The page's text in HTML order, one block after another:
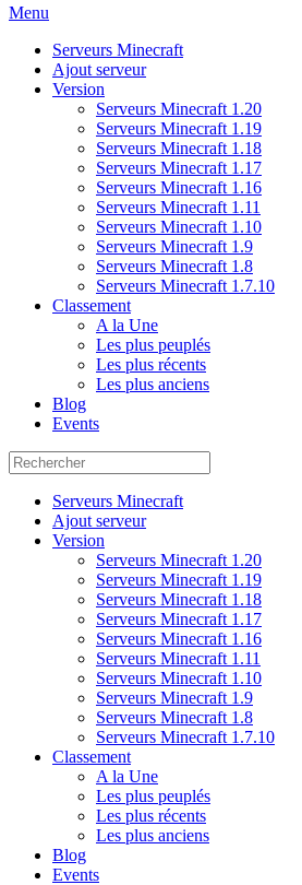
Menu
Serveurs Minecraft
Ajout serveur
Version
Serveurs Minecraft 1.20
Serveurs Minecraft 1.19
Serveurs Minecraft 1.18
Serveurs Minecraft 1.17
Serveurs Minecraft 1.16
Serveurs Minecraft 1.11
Serveurs Minecraft 1.10
Serveurs Minecraft 1.9
Serveurs Minecraft 1.8
Serveurs Minecraft 1.7.10
Classement
A la Une
Les plus peuplés
Les plus récents
Les plus anciens
Blog
Events
Serveurs Minecraft
Ajout serveur
Version
Serveurs Minecraft 1.20
Serveurs Minecraft 1.19
Serveurs Minecraft 1.18
Serveurs Minecraft 1.17
Serveurs Minecraft 1.16
Serveurs Minecraft 1.11
Serveurs Minecraft 1.10
Serveurs Minecraft 1.9
Serveurs Minecraft 1.8
Serveurs Minecraft 1.7.10
Classement
A la Une
Les plus peuplés
Les plus récents
Les plus anciens
Blog
Events